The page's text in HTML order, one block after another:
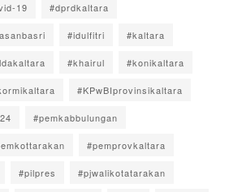
19 #dprdkaltara
#idulfitri #kaltara
#khairul #konikaltara
#KPwBIprovinsikaltara
#pemkabbulungan
#pemprovkaltara
#pilpres #pjwalikotatarakan